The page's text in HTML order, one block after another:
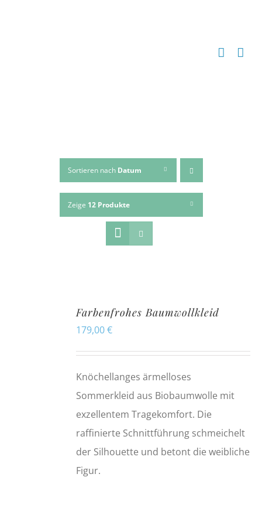
Sortieren nach Datum
Zeige 12 Produkte
Farbenfrohes Baumwollkleid
179,00€
Knöchellanges ärmelloses
Sommerkleid aus Biobaumwolle mit
exzellentem Tragekomfort. Die
raffinierte Schnittführung schmeichelt
der Silhouette und betont die weibliche
Figur.